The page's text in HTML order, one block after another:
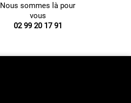
Nous sommes là pour
vous
02 99 20 17 91